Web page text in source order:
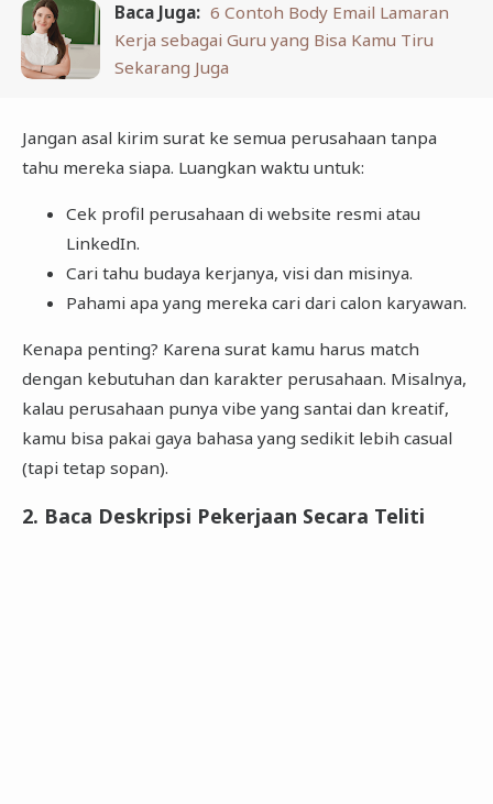
Baca Juga: 6 Contoh Body Email Lamaran
Kerja sebagai Guru yang Bisa Kamu Tiru
Sekarang Juga
Jangan asal kirim surat ke semua perusahaan tanpa
tahu mereka siapa. Luangkan waktu untuk:
Cek profil perusahaan di website resmi atau
LinkedIn.
Cari tahu budaya kerjanya, visi dan misinya.
Pahami apa yang mereka cari dari calon karyawan.
Kenapa penting? Karena surat kamu harus match
dengan kebutuhan dan karakter perusahaan. Misalnya,
kalau perusahaan punya vibe yang santai dan kreatif,
kamu bisa pakai gaya bahasa yang sedikit lebih casual
(tapi tetap sopan).
2. Baca Deskripsi Pekerjaan Secara Teliti